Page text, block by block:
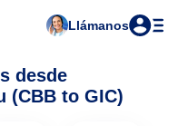
Llámanos
desde
(CBB to GIC)